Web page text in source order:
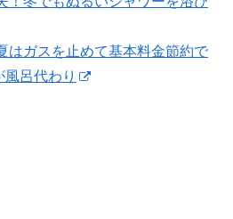
はガスを止めて基本料金節約で
呂代わり